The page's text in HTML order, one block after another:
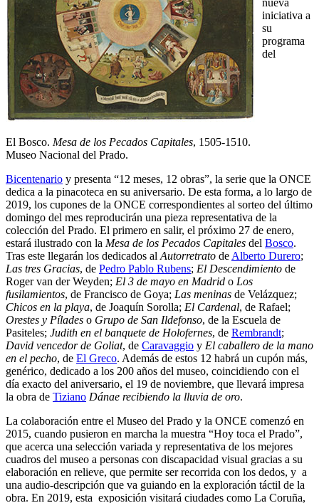
El Bosco. Mesa de los Pecados Capitales, 1505-1510.
Museo Nacional del Prado.
nueva
iniciativa a
su
programa
del
Bicentenario y presenta “12 meses, 12 obras”, la serie que la ONCE
dedica a la pinacoteca en su aniversario. De esta forma, a lo largo de
2019, los cupones de la ONCE correspondientes al sorteo del último
domingo del mes reproducirán una pieza representativa de la
colección del Prado. El primero en salir, el próximo 27 de enero,
estará ilustrado con la Mesa de los Pecados Capitales del Bosco.
Tras este llegarán los dedicados alAutorretrato deAlberto Durero;
Las tres Gracias, de Pedro Pablo Rubens; El Descendimiento de
Roger van der Weyden; El 3 de mayo en Madrid o Los
fusilamientos, de Francisco de Goya; Las meninas de Velázquez;
Chicos en la playa, de Joaquín Sorolla; El Cardenal, de Rafael;
Orestes y Pílades o Grupo de San Ildefonso, de la Escuela de
Pasiteles; Judith en el banquete de Holofernes, de Rembrandt;
David vencedor de Goliat, de Caravaggio y El caballero de la mano
en el pecho, de El Greco. Además de estos 12 habrá un cupón más,
genérico, dedicado a los 200 años del museo, coincidiendo con el
día exacto del aniversario, el 19 de noviembre, que llevará impresa
la obra de Tiziano Dánae recibiendo la lluvia de oro.
La colaboración entre el Museo del Prado y la ONCE comenzó en
2015, cuando pusieron en marcha la muestra “Hoy toca el Prado”,
que acerca una selección variada y representativa de los mejores
cuadros del museo a personas con discapacidad visual gracias a su
elaboración en relieve, que permite ser recorrida con los dedos, y a
una audio-descripción que va guiando en la exploración táctil de la
obra. En 2019, esta exposición visitará ciudades como La Coruña,